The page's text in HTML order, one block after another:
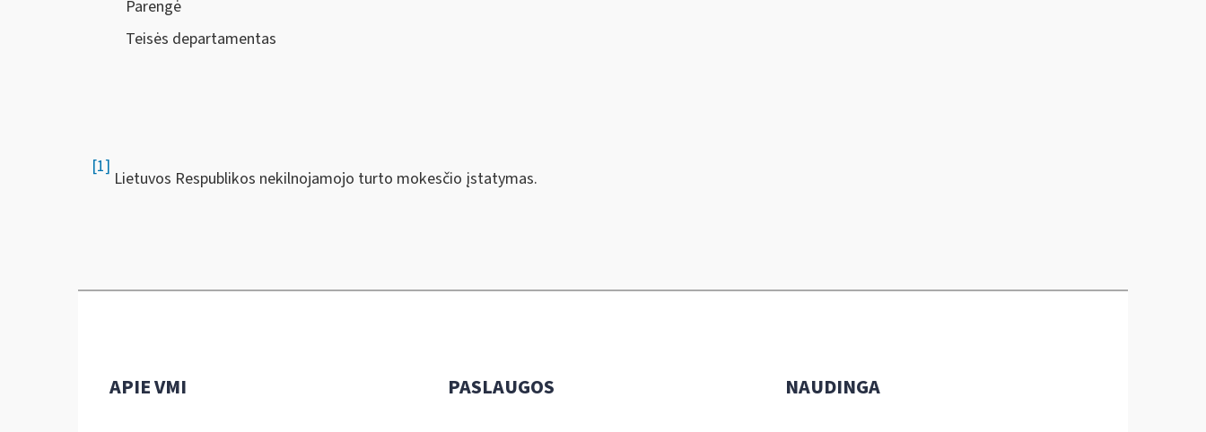
Parengė
Teisės departamentas
[1]
Lietuvos Respublikos nekilnojamojo turto mokesčio įstatymas.
APIE VMI PASLAUGOS NAUDINGA